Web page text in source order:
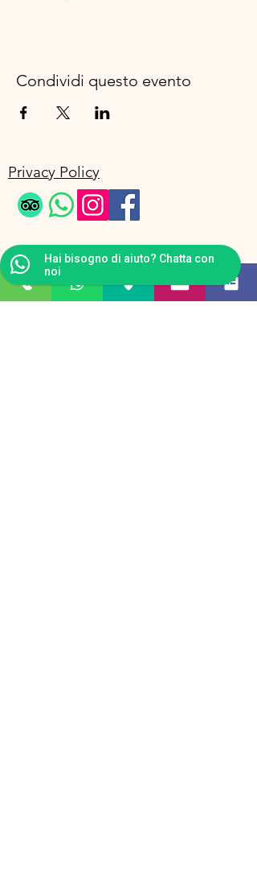
Condividi questo evento
Privacy Policy
Hai bisogno di aiuto? Chatta con
noi